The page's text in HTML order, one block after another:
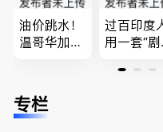
油价跳水！
温哥华加油
低；免费狂
送50万磅蔬
过百印度
用一套“剧
官：太假
专栏